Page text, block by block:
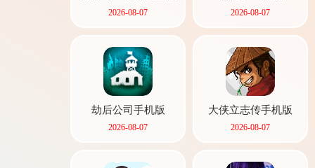
影音播放 办公商务
娱乐
2026-08-07 2026-08-07
劫后公司手机版
2026-08-07
大侠立志传手机版
2026-08-07